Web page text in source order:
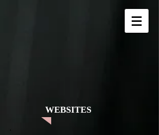
WEBSITES